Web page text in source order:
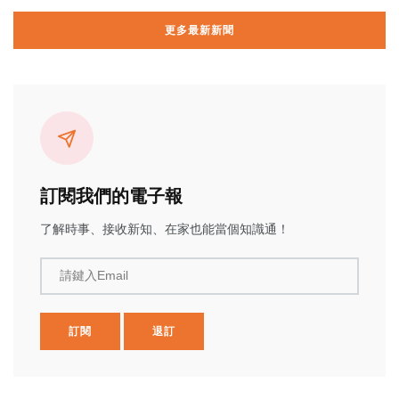
更多最新新聞
訂閱我們的電子報
了解時事、接收新知、在家也能當個知識通！
請鍵入Email
訂閱 退訂